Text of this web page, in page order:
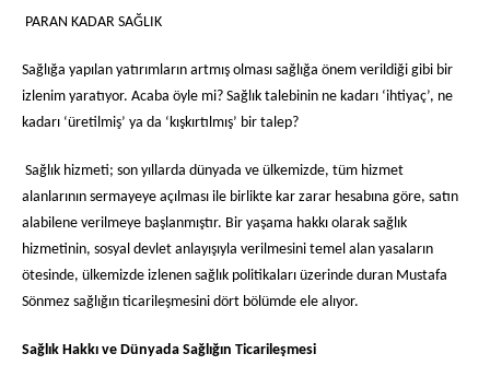
PARAN KADAR SAĞLIK
Sağlığa yapılan yatırımların artmış olması sağlığa önem verildiği gibi bir
izlenim yaratıyor. Acaba öyle mi? Sağlık talebinin ne kadarı ‘ihtiyaç’, ne
kadarı ‘üretilmiş’ ya da ‘kışkırtılmış’ bir talep?
Sağlık hizmeti; son yıllarda dünyada ve ülkemizde, tüm hizmet
alanlarının sermayeye açılması ile birlikte kar zarar hesabına göre, satın
alabilene verilmeye başlanmıştır. Bir yaşama hakkı olarak sağlık
hizmetinin, sosyal devlet anlayışıyla verilmesini temel alan yasaların
ötesinde, ülkemizde izlenen sağlık politikaları üzerinde duran Mustafa
Sönmez sağlığın ticarileşmesini dört bölümde ele alıyor.
Sağlık Hakkı ve Dünyada Sağlığın Ticarileşmesi